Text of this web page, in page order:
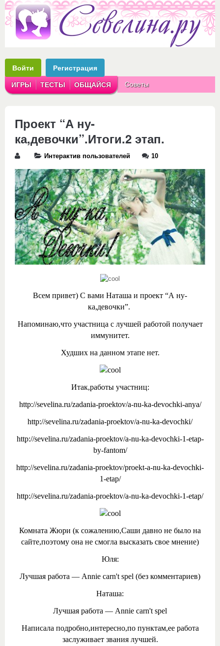
Войти Регистрация
ИГРЫ ТЕСТЫ ОБЩАЙСЯ Советы
Проект “А ну-
ка,девочки”.Итоги.2 этап.
Интерактив пользователей 10
Всем привет) С вами Наташа и проект “А ну-
ка,девочки”.
Напоминаю,что участница с лучшей работой получает
иммунитет.
Худших на данном этапе нет.
Итак,работы участниц:
http://sevelina.ru/zadania-proektov/a-nu-ka-devochki-anya/
http://sevelina.ru/zadania-proektov/a-nu-ka-devochki/
http://sevelina.ru/zadania-proektov/a-nu-ka-devochki-1-etap-
by-fantom/
http://sevelina.ru/zadania-proektov/proekt-a-nu-ka-devochki-
1-etap/
http://sevelina.ru/zadania-proektov/a-nu-ka-devochki-1-etap/
Комната Жюри (к сожалению,Саши давно не было на
сайте,поэтому она не смогла высказать свое мнение)
Юля:
Лучшая работа — Annie carn't spel (без комментариев)
Наташа:
Лучшая работа — Annie carn't spel
Написала подробно,интересно,по пунктам,ее работа
заслуживает звания лучшей.